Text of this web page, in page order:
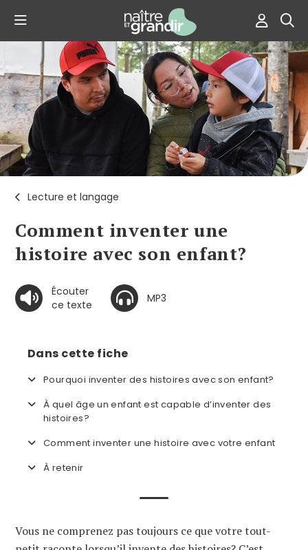
Lecture et langage
Comment inventer une
histoire avec son enfant?
Écouter
ce texte
MP3
Dans cette fiche
Pourquoi inventer des histoires avec son enfant?
À quel âge un enfant est capable d’inventer des
histoires?
Comment inventer une histoire avec votre enfant
À retenir
Vous ne comprenez pas toujours ce que votre tout-